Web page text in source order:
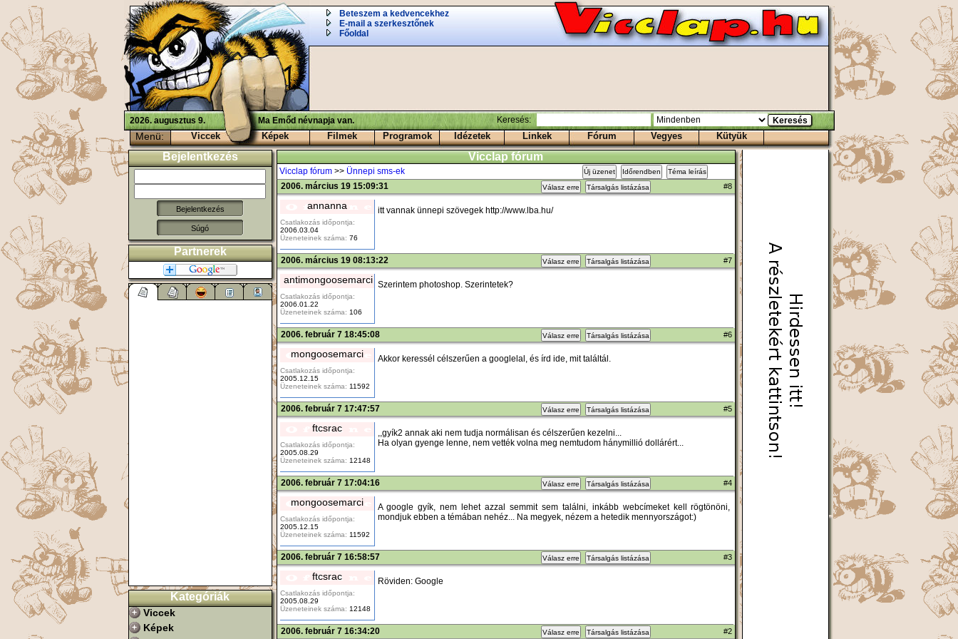
Beteszem a kedvencekhez
E-mail a szerkesztőnek
Főoldal
2026. augusztus 9. Ma Emőd névnapja van. Keresés:
Menü: Viccek Képek Filmek Programok Idézetek Linkek Fórum Vegyes Kütyük
Bejelentkezés
Súgó
Partnerek
Kategóriák
Viccek
Képek
Vicclap fórum
Vicclap fórum>> Ünnepi sms-ek Új üzenet Időrendben Téma leírás
2006. március 19 15:09:31 Válasz erre Társalgás listázása #8
annanna
Csatlakozás időpontja:
2006.03.04
Üzeneteinek száma: 76
itt vannak ünnepi szövegek http://www.lba.hu/
2006. március 19 08:13:22 Válasz erre Társalgás listázása #7
antimongoosemarci
Csatlakozás időpontja:
2006.01.22
Üzeneteinek száma: 106
Szerintem photoshop. Szerintetek?
2006. február 7 18:45:08 Válasz erre Társalgás listázása #6
mongoosemarci
Csatlakozás időpontja:
2005.12.15
Üzeneteinek száma: 11592
Akkor keressél célszerűen a googlelal, és írd ide, mit találtál.
2006. február 7 17:47:57 Válasz erre Társalgás listázása #5
ftcsrac
Csatlakozás időpontja:
2005.08.29
Üzeneteinek száma: 12148
,,gyík2 annak aki nem tudja normálisan és célszerűen kezelni...
Ha olyan gyenge lenne, nem vették volna meg nemtudom hánymillió dollárért...
2006. február 7 17:04:16 Válasz erre Társalgás listázása #4
mongoosemarci
Csatlakozás időpontja:
2005.12.15
Üzeneteinek száma: 11592
A google gyík, nem lehet azzal semmit sem találni, inkább webcímeket kell rögtönöni,
mondjuk ebben a témában nehéz... Na megyek, nézem a hetedik mennyországot:)
2006. február 7 16:58:57 Válasz erre Társalgás listázása #3
ftcsrac
Csatlakozás időpontja:
2005.08.29
Üzeneteinek száma: 12148
Röviden: Google
2006. február 7 16:34:20 Válasz erre Társalgás listázása #2